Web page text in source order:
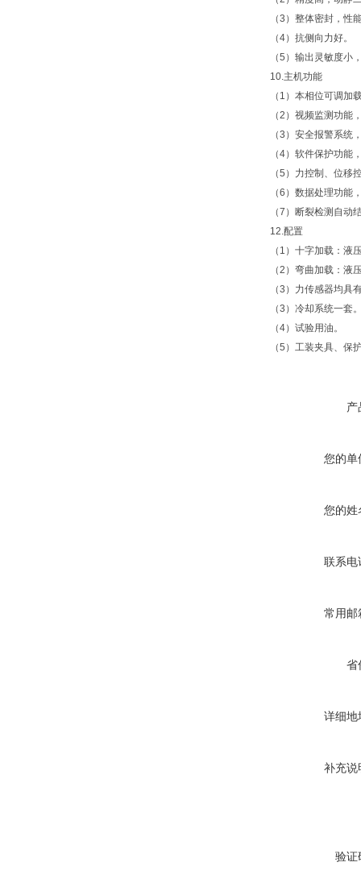
（3）整体密封，性
（4）抗侧向力好。
（5）输出灵敏度小
10.主机功能
（1）本相位可调加
（2）视频监测功能
（3）安全报警系统
（4）软件保护功能
（5）力控制、位移
（6）数据处理功
（7）断裂检测自动
12.配置
（1）十字加载：液
（2）弯曲加载：液
（3）力传感器均具
（3）冷却系统一套
（4）试验用油。
（5）工装夹具、保
产
您的单
您的姓
联系电
常用邮
省
详细地
补充说
验证